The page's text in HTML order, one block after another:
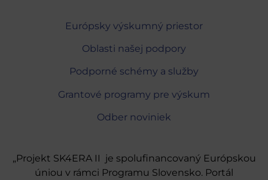
Európsky výskumný priestor
Oblasti našej podpory
Podporné schémy a služby
Grantové programy pre výskum
Odber noviniek
„Projekt SK4ERA II je spolufinancovaný Európskou
úniou v rámci Programu Slovensko. Portál